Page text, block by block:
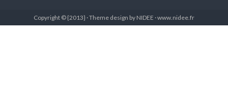
Copyright © {2013} · Theme design by NIDEE · www.nidee.fr